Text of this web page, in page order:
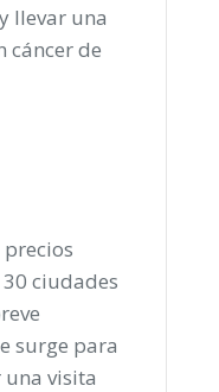
llevar una
cáncer de
ciudades
surge para
visita